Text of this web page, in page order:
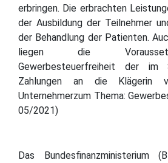
erbringen. Die erbrachten
der Ausbildung der Teilnehmer
der Behandlung der Patienten.
liegen die
Gewerbesteuerfreiheit der im
Zahlungen an die Klägerin
Unternehmerzum Thema:
05/2021)
Das